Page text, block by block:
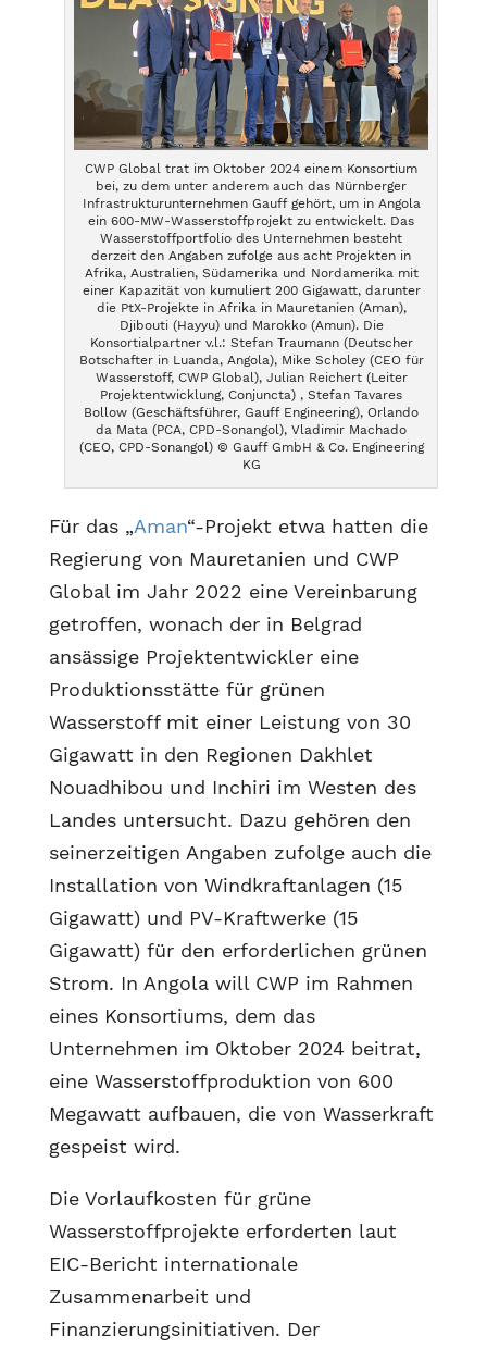
CWP Global trat im Oktober 2024 einem Konsortium
bei, zu dem unter anderem auch das Nürnberger
Infrastrukturunternehmen Gauff gehört, um in Angola
ein 600-MW-Wasserstoffprojekt zu entwickelt. Das
Wasserstoffportfolio des Unternehmen besteht
derzeit den Angaben zufolge aus acht Projekten in
Afrika, Australien, Südamerika und Nordamerika mit
einer Kapazität von kumuliert 200 Gigawatt, darunter
die PtX-Projekte in Afrika in Mauretanien (Aman),
Djibouti (Hayyu) und Marokko (Amun). Die
Konsortialpartner v.l.: Stefan Traumann (Deutscher
Botschafter in Luanda, Angola), Mike Scholey (CEO für
Wasserstoff, CWP Global), Julian Reichert (Leiter
Projektentwicklung, Conjuncta) , Stefan Tavares
Bollow (Geschäftsführer, Gauff Engineering), Orlando
da Mata (PCA, CPD-Sonangol), Vladimir Machado
(CEO, CPD-Sonangol) © Gauff GmbH & Co. Engineering
KG
Für das „Aman“-Projekt etwa hatten die
Regierung von Mauretanien und CWP
Global im Jahr 2022 eine Vereinbarung
getroffen, wonach der in Belgrad
ansässige Projektentwickler eine
Produktionsstätte für grünen
Wasserstoff mit einer Leistung von 30
Gigawatt in den Regionen Dakhlet
Nouadhibou und Inchiri im Westen des
Landes untersucht. Dazu gehören den
seinerzeitigen Angaben zufolge auch die
Installation von Windkraftanlagen (15
Gigawatt) und PV-Kraftwerke (15
Gigawatt) für den erforderlichen grünen
Strom. In Angola will CWP im Rahmen
eines Konsortiums, dem das
Unternehmen im Oktober 2024 beitrat,
eine Wasserstoffproduktion von 600
Megawatt aufbauen, die von Wasserkraft
gespeist wird.
Die Vorlaufkosten für grüne
Wasserstoffprojekte erforderten laut
EIC-Bericht internationale
Zusammenarbeit und
Finanzierungsinitiativen. Der